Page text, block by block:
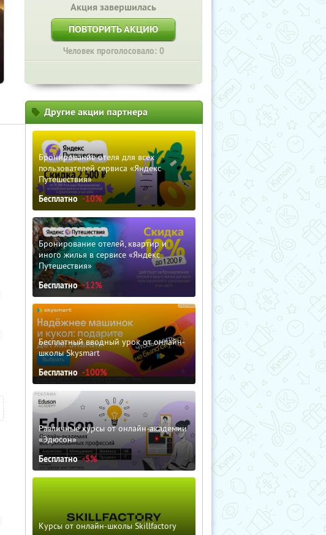
Акция завершилась
ПОВТОРИТЬ АКЦИЮ
Человек проголосовало: 0
Другие акции партнера
Бронирование отеля для всех
пользователей сервиса «Яндекс
Путешествия»
Бесплатно -10%
Бронирование отелей, квартир и
иного жилья в сервисе «Яндекс
Путешествия»
Бесплатно -12%
Бесплатный вводный урок от онлайн-
школы Skysmart
Бесплатно -100%
Различные курсы от онлайн-академии
«Эдюсон»
Бесплатно -5%
Курсы от онлайн-школы Skillfactory